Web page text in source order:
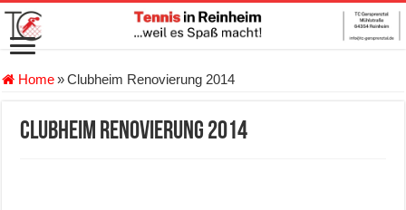
Home»Clubheim Renovierung 2014
Clubheim Renovierung 2014